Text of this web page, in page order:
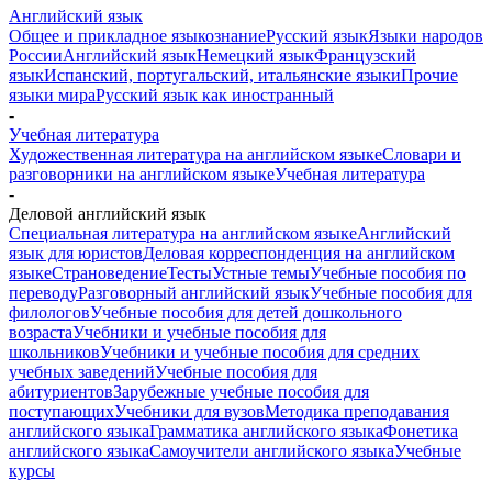
Английский язык
Общее и прикладное языкознаниеРусский языкЯзыки народов
РоссииАнглийский языкНемецкий языкФранцузский
языкИспанский, португальский, итальянские языкиПрочие
языки мираРусский язык как иностранный
-
Учебная литература
Художественная литература на английском языкеСловари и
разговорники на английском языкеУчебная литература
-
Деловой английский язык
Специальная литература на английском языкеАнглийский
язык для юристовДеловая корреспонденция на английском
языкеСтрановедениеТестыУстные темыУчебные пособия по
переводуРазговорный английский языкУчебные пособия для
филологовУчебные пособия для детей дошкольного
возрастаУчебники и учебные пособия для
школьниковУчебники и учебные пособия для средних
учебных заведенийУчебные пособия для
абитуриентовЗарубежные учебные пособия для
поступающихУчебники для вузовМетодика преподавания
английского языкаГрамматика английского языкаФонетика
английского языкаСамоучители английского языкаУчебные
курсы